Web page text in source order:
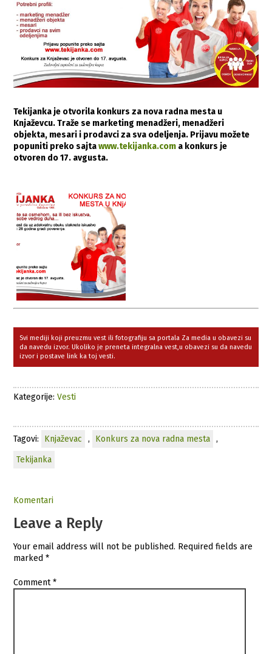
Tekijanka je otvorila konkurs za nova radna mesta u
Knjaževcu. Traže se marketing menadžeri, menadžeri
objekta, mesari i prodavci za sva odeljenja. Prijavu možete
popuniti preko sajtawww.tekijanka.com a konkurs je
otvoren do 17. avgusta.
Svi mediji koji preuzmu vest ili fotografiju sa portala Za media u obavezi su
da navedu izvor. Ukoliko je preneta integralna vest,u obavezi su da navedu
izvor i postave link ka toj vesti.
Kategorije:Vesti
Tagovi: Knjaževac , Konkurs za nova radna mesta
,
Tekijanka
Komentari
Leave a Reply
Your email address will not be published. Required fields are
marked*
Comment*